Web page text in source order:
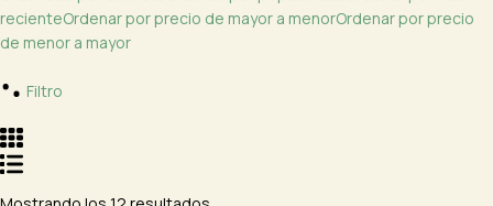
recienteOrdenar por precio de mayor a menorOrdenar por precio
de menor a mayor
Filtro